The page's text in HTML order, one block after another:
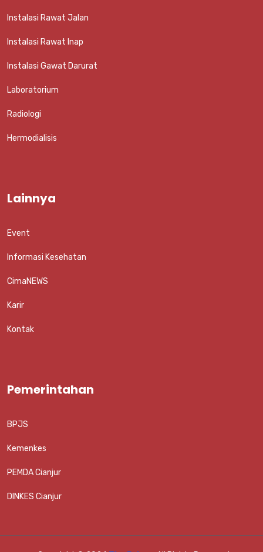
Instalasi Rawat Jalan
Instalasi Rawat Inap
Instalasi Gawat Darurat
Laboratorium
Radiologi
Hermodialisis
Lainnya
Event
Informasi Kesehatan
CimaNEWS
Karir
Kontak
Pemerintahan
BPJS
Kemenkes
PEMDA Cianjur
DINKES Cianjur